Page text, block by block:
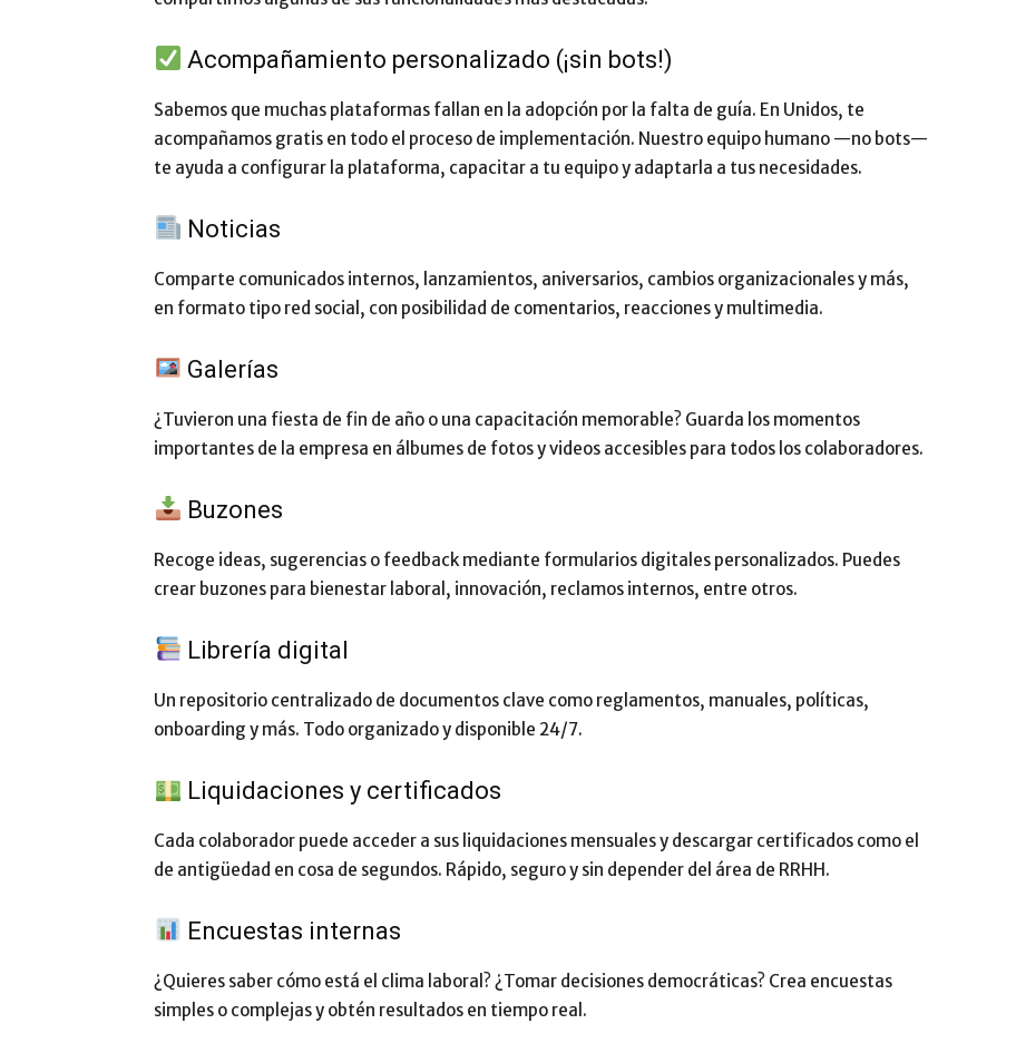
Acompañamiento personalizado (¡sin bots!)
Sabemos que muchas plataformas fallan en la adopción por la falta de guía. En Unidos, te
acompañamos gratis en todo el proceso de implementación. Nuestro equipo humano —no bots—
te ayuda a configurar la plataforma, capacitar a tu equipo y adaptarla a tus necesidades.
Noticias
Comparte comunicados internos, lanzamientos, aniversarios, cambios organizacionales y más,
en formato tipo red social, con posibilidad de comentarios, reacciones y multimedia.
Galerías
¿Tuvieron una fiesta de fin de año o una capacitación memorable? Guarda los momentos
importantes de la empresa en álbumes de fotos y videos accesibles para todos los colaboradores.
Buzones
Recoge ideas, sugerencias o feedback mediante formularios digitales personalizados. Puedes
crear buzones para bienestar laboral, innovación, reclamos internos, entre otros.
Librería digital
Un repositorio centralizado de documentos clave como reglamentos, manuales, políticas,
onboarding y más. Todo organizado y disponible 24/7.
Liquidaciones y certificados
Cada colaborador puede acceder a sus liquidaciones mensuales y descargar certificados como el
de antigüedad en cosa de segundos. Rápido, seguro y sin depender del área de RRHH.
Encuestas internas
¿Quieres saber cómo está el clima laboral? ¿Tomar decisiones democráticas? Crea encuestas
simples o complejas y obtén resultados en tiempo real.